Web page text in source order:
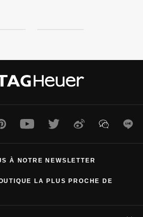
d
1
d
2
Pinterest Youtube Twitter Weibo WeChat
LA PLUS PROCHE DE
À NOTRE NEWSLETTER